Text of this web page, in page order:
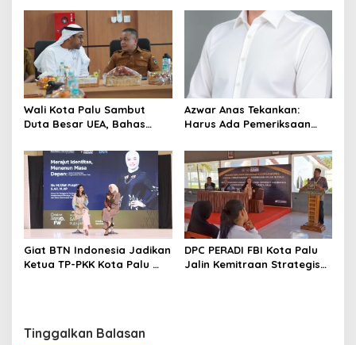
Sektor Jadi Prioritas
Wali Kota Palu Sambut
Duta Besar UEA, Bahas
Palu
Azwar Anas Tekankan:
Harus Ada Pemeriksaan
Pelanggaran AMDAL di
Lokasi CPM
Giat BTN Indonesia Jadikan
Ketua TP-PKK Kota Palu
DPC PERADI FBI Kota Palu
Jalin Kemitraan Strategis
Tinggalkan Balasan